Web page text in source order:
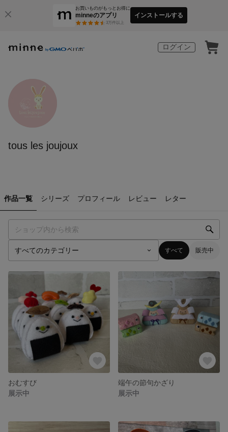
お買いものがもっとお得に
minneのアプリ
3万件以上
インストールする
ログイン
tous les joujoux
作品一覧 シリーズ プロフィール レビュー レター
すべて 販売中
おむすび
展示中
端午の節句かざり
展示中